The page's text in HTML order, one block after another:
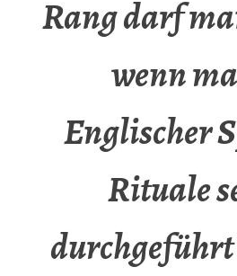
Rang darf
wenn
Englischer
Rituale